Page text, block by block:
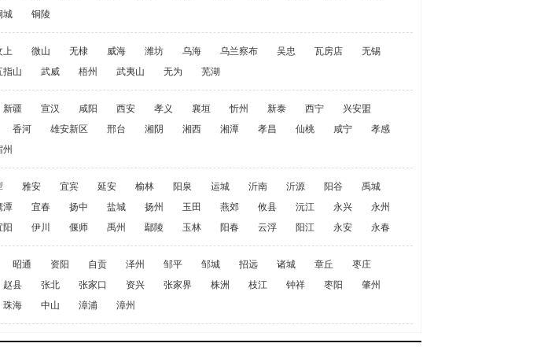
城 铜陵
上 微山 无棣 威海 潍坊 乌海 乌兰察布 吴忠 瓦房店
无锡
指山 武威 梧州 武夷山 无为 芜湖
新疆 宣汉 咸阳 西安 孝义 襄垣 忻州 新泰 西宁
兴安盟
香河 雄安新区 邢台 湘阴 湘西 湘潭 孝昌 仙桃 咸宁
孝感
州
雅安 宜宾 延安 榆林 阳泉 运城 沂南 沂源 阳谷
禹城
潭 宜春 扬中 盐城 扬州 玉田 燕郊 攸县 沅江 永兴
永州
阳 伊川 偃师 禹州 鄢陵 玉林 阳春 云浮 阳江 永安 永春
昭通 资阳 自贡 泽州 邹平 邹城 招远 诸城 章丘
枣庄
赵县 张北 张家口 资兴 张家界 株洲 枝江 钟祥 枣阳
肇州
珠海 中山 漳浦 漳州